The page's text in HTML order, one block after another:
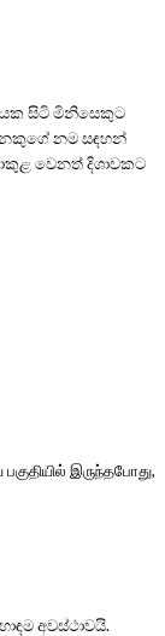
සිටි මිනිසෙකුට
නම සඳහන්
වෙනත් දිශාවකට
பகுதியில் இருந்தபோது,
අවස්ථාවයි.